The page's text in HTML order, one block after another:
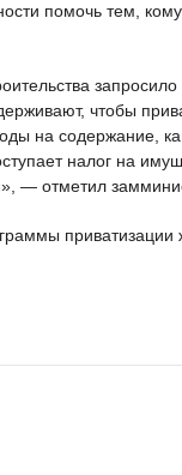
помочь тем,
чтобы
на содержание,
налог на
— отметил